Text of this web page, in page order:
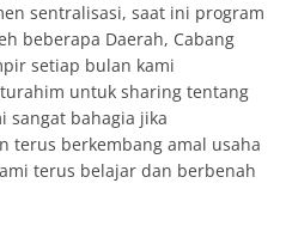
sentralisasi, saat ini program
beberapa Daerah, Cabang
setiap bulan kami
untuk sharing tentang
sangat bahagia jika
terus berkembang amal usaha
terus belajar dan berbenah